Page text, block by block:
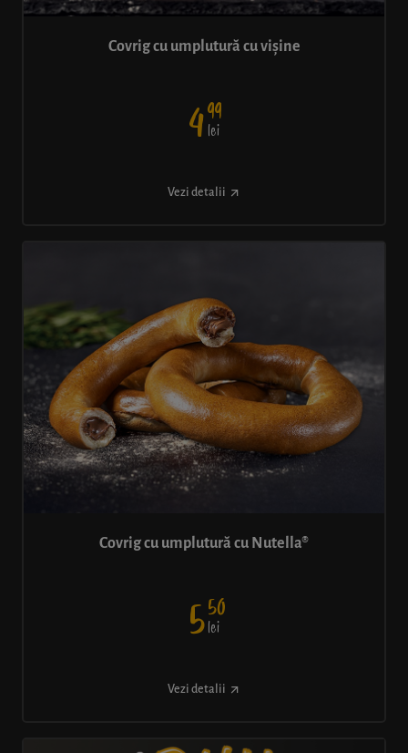
Covrig cu umplutură cu vișine
499
lei
Vezi detalii
Covrig cu umplutură cu Nutella®
550
lei
Vezi detalii